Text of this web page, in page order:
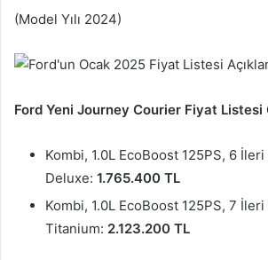
(Model Yılı 2024)
Ford Yeni Journey Courier Fiyat Listesi
Kombi, 1.0L EcoBoost 125PS, 6
Deluxe: 1.765.400 TL
Kombi, 1.0L EcoBoost 125PS, 7
Titanium: 2.123.200 TL